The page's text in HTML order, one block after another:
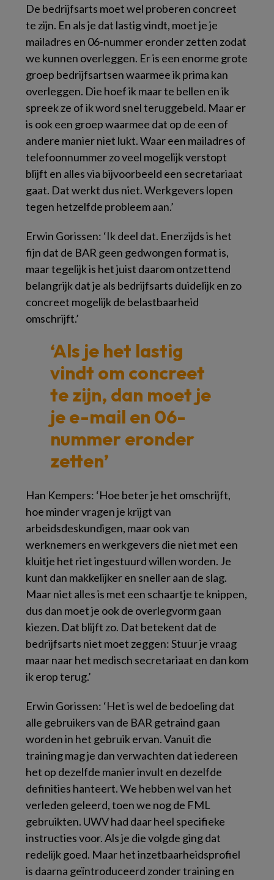
De bedrijfsarts moet wel proberen concreet
te zijn. En als je dat lastig vindt, moet je je
mailadres en 06-nummer eronder zetten zodat
we kunnen overleggen. Er is een enorme grote
groep bedrijfsartsen waarmee ik prima kan
overleggen. Die hoef ik maar te bellen en ik
spreek ze of ik word snel teruggebeld. Maar er
is ook een groep waarmee dat op de een of
andere manier niet lukt. Waar een mailadres of
telefoonnummer zo veel mogelijk verstopt
blijft en alles via bijvoorbeeld een secretariaat
gaat. Dat werkt dus niet. Werkgevers lopen
tegen hetzelfde probleem aan.’
Erwin Gorissen: ‘Ik deel dat. Enerzijds is het
fijn dat de BAR geen gedwongen format is,
maar tegelijk is het juist daarom ontzettend
belangrijk dat je als bedrijfsarts duidelijk en zo
concreet mogelijk de belastbaarheid
omschrijft.’
‘Als je het lastig
vindt om concreet
te zijn, dan moet je
je e-mail en 06-
nummer eronder
zetten’
Han Kempers: ‘Hoe beter je het omschrijft,
hoe minder vragen je krijgt van
arbeidsdeskundigen, maar ook van
werknemers en werkgevers die niet met een
kluitje het riet ingestuurd willen worden. Je
kunt dan makkelijker en sneller aan de slag.
Maar niet alles is met een schaartje te knippen,
dus dan moet je ook de overlegvorm gaan
kiezen. Dat blijft zo. Dat betekent dat de
bedrijfsarts niet moet zeggen: Stuur je vraag
maar naar het medisch secretariaat en dan kom
ik erop terug.’
Erwin Gorissen: ‘Het is wel de bedoeling dat
alle gebruikers van de BAR getraind gaan
worden in het gebruik ervan. Vanuit die
training mag je dan verwachten dat iedereen
het op dezelfde manier invult en dezelfde
definities hanteert. We hebben wel van het
verleden geleerd, toen we nog de FML
gebruikten. UWV had daar heel specifieke
instructies voor. Als je die volgde ging dat
redelijk goed. Maar het inzetbaarheidsprofiel
is daarna geïntroduceerd zonder training en